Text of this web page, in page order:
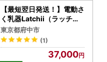
【最短翌日発送！】電動さ
く乳器Latchii（ラッチー
）
東京都府中市
(1)
37,000